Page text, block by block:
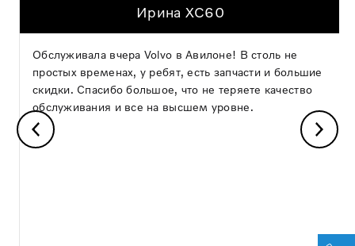
Ирина XC60
Обслуживала вчера Volvo в Авилоне! В столь не
простых временах, у ребят, есть запчасти и большие
скидки. Спасибо большое, что не теряете качество
обслуживания и все на высшем уровне.